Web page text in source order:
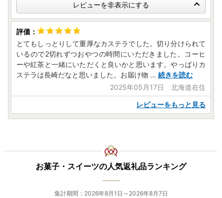
合、当市からお送りするメールにおいて、システム上一部の
メールソフトにて文字化けが発生する可能性がございます。
何卒ご了承ください。
【個人情報の取り扱いについて】
お寄せいただいた個人情報は、寄附金の受付、入金及び返礼
品発送に係る確認・連絡、各種お問い合わせ、寄附の使い道
それ以外の目的で使用するものではありません。返礼品発送
に関して、必要最低限の範囲において返礼品取扱い事業者に
通知します。
感謝塔・尊敬塔などが設置され、精霊流しやステージイベン
ト、花火大会が予定されております。
皆様お誘いあわせの上ご来場ください。
14:00～22:00
レビューを非表示にする
とてもしっとりして重厚なカステラでした。切り分けられて
いるので2切れずつおやつの時間にいただきました。コーヒ
ーや紅茶と一緒にいただくと良いかと思います。やっぱりカ
ステラは長崎だなと思いました。お届け物 ... 続きを読む
2025年05月17日 北海道在住
レビューをもっと見る
お菓子・スイーツの人気返礼品ランキング
集計期間：2026年8月1日～2026年8月7日